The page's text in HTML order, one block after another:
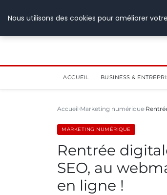
ACCUEIL BUSINESS &
Accueil Marketing numérique
MARKETING NUMÉRIQUE
Rentrée
SEO, au
en ligne !
Nous utilisons des cookies pour améliorer